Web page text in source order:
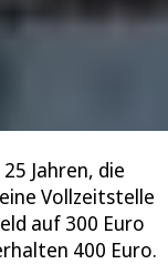
Jahren, die
Vollzeitstelle
auf 300 Euro
400 Euro.